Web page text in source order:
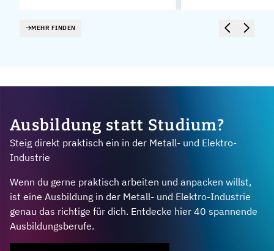
MEHR FINDEN
Ausbildung statt Studium?
Steig direkt praktisch ein in der Metall- und Elektro-
Industrie
Wenn du gerne praktisch arbeiten und anpacken willst,
ist eine Ausbildung in der Metall- und Elektro-Industrie
genau das richtige für dich. Entdecke hier 40 spannende
Ausbildungsberufe.